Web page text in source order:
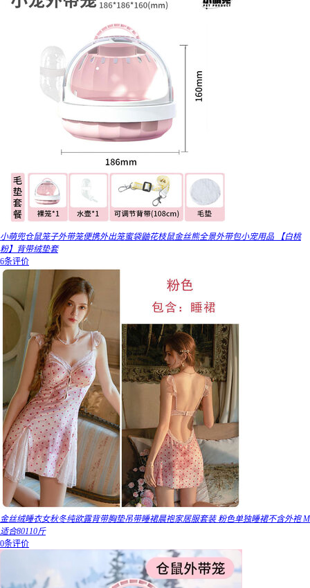
小萌兜仓鼠笼子外带笼便携外出笼蜜袋鼬花枝鼠金丝熊全景外带包小宠用品 【白桃
粉】背带绒垫套
6条评价
金丝绒睡衣女秋冬纯欲露背带胸垫吊带睡裙晨袍家居服套装 粉色单独睡裙不含外袍 M
适合80110斤
0条评价